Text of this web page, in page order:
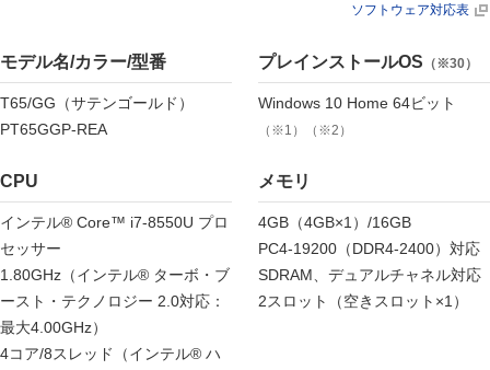
ソフトウェア対応表
モデル名/カラー/型番
T65/GG（サテンゴールド）
PT65GGP-REA
プレインストールOS （※30）
Windows 10 Home 64ビット
（※1）（※2）
CPU
インテル® Core™ i7-8550U プロ
セッサー
1.80GHz（インテル® ターボ・ブ
ースト・テクノロジー 2.0対応：
最大4.00GHz）
4コア/8スレッド（インテル® ハ
メモリ
4GB（4GB×1）/16GB
PC4-19200（DDR4-2400）対応
SDRAM、デュアルチャネル対応
2スロット（空きスロット×1）